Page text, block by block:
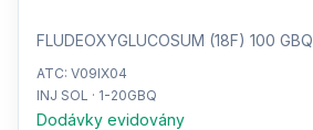
FLUDEOXYGLUCOSUM (18F) 100 GBQ
ATC: V09IX04
INJ SOL · 1-20GBQ
Dodávky evidovány